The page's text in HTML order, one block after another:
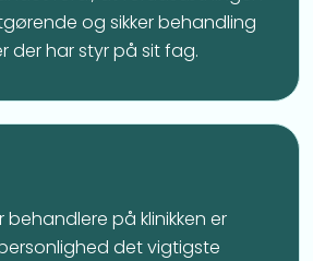
og sikker behandling
der har styr på sit fag.
på klinikken er
det vigtigste